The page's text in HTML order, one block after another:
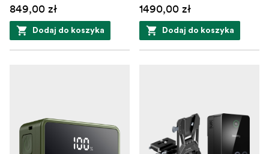
849,00 zł
Dodaj do koszyka
1490,00 zł
Dodaj do koszyka